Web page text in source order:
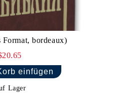
bordeaux)
Lager